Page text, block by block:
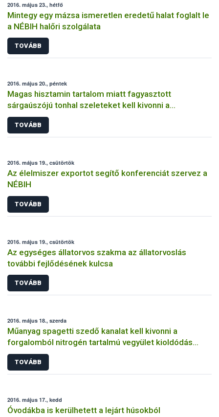
2016. május 23., hétfő
Mintegy egy mázsa ismeretlen eredetű halat foglalt le
a NÉBIH halőri szolgálata
TOVÁBB
2016. május 20., péntek
Magas hisztamin tartalom miatt fagyasztott
sárgaúszójú tonhal szeleteket kell kivonni a
forgalomból
TOVÁBB
2016. május 19., csütörtök
Az élelmiszer exportot segítő konferenciát szervez a
NÉBIH
TOVÁBB
2016. május 19., csütörtök
Az egységes állatorvos szakma az állatorvoslás
további fejlődésének kulcsa
TOVÁBB
2016. május 18., szerda
Műanyag spagetti szedő kanalat kell kivonni a
forgalomból nitrogén tartalmú vegyület kioldódás
miatt
TOVÁBB
2016. május 17., kedd
Óvodákba is kerülhetett a lejárt húsokból